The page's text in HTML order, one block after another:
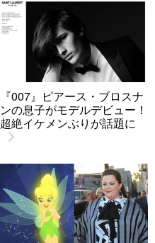
『007』ピアース・ブロスナ
ンの息子がモデルデビュー！
超絶イケメンぶりが話題に